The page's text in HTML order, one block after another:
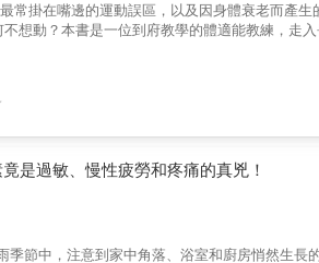
常掛在嘴邊的運動誤區，以及因身體衰老而產
想動？本書是一位到府教學的體適能教練，走
、結合與子女和長輩間的陪伴與溝通，最終幫助
伴比指導更重要，安全感比動作更關鍵。【本書
常見的熟齡運動10大迷思，如：「做家事也是運
壓力，轉化為持續進步的動力。✦ 7大類特殊病
，看他們如何重新找回行動力。單元隨附運動指
下肢穩定、腰背核心、上肢力量與靈活平衡。不
✦解開子女最關心的長輩運動疑慮受過傷、開過
母找到最適合的運動方式，讓關心具體轉化為
是過敏、慢性疲勞和疼痛的真兇！
季節中，注意到家中角落、浴室和廚房悄然生